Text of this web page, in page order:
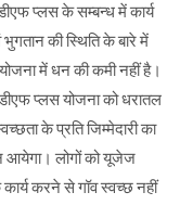
प्लस के सम्बन्ध में कार्य
भुगतान की स्थिति के बारे में
में धन की कमी नहीं है।
प्लस योजना को धरातल
के प्रति जिम्मेदारी का
आयेगा। लोगों को यूजेज
करने से गॉव स्वच्छ नहीं